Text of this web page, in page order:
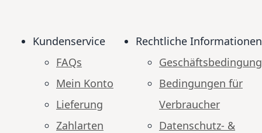
Kundenservice
FAQs
Mein Konto
Lieferung
Zahlarten
Rechtliche Informationen
Bedingungen für
Verbraucher
Datenschutz- &